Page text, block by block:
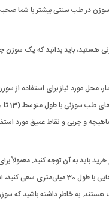
سوزن در طب سنتی بیشتر با شما
هستید، باید بدانید که یک سوزن
محل مورد نیاز برای استفاده
باید به آن توجه کنید. معمولاً
سوزن‌های نازک‌تری با قطر 0.16 یا 0.18